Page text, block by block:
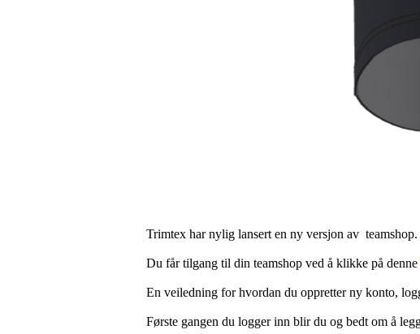
Trimtex har nylig lansert en ny versjon av
Du får tilgang til din teamshop ved å klikke på denne
En veiledning for hvordan du oppretter ny konto,
Første gangen du logger inn blir du og bedt om å